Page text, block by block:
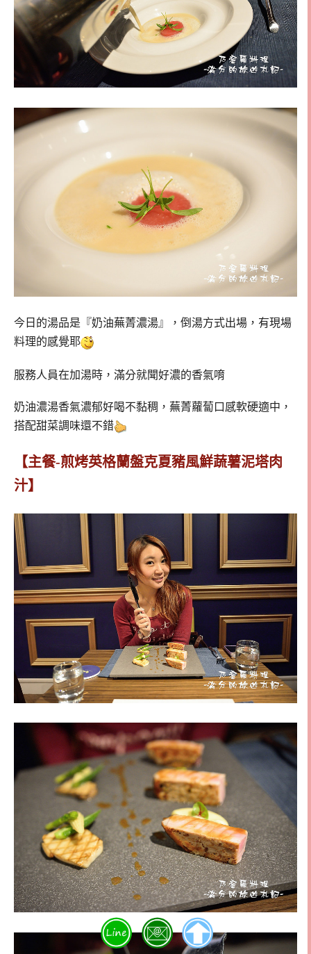
今日的湯品是『奶油蕪菁濃湯』，倒湯方式出場，有現場
料理的感覺耶
服務人員在加湯時，滿分就聞好濃的香氣唷
奶油濃湯香氣濃郁好喝不黏稠，蕪菁蘿蔔口感軟硬適中，
搭配甜菜調味還不錯
【主餐-煎烤英格蘭盤克夏豬風鮮蔬薯泥塔肉
汁】